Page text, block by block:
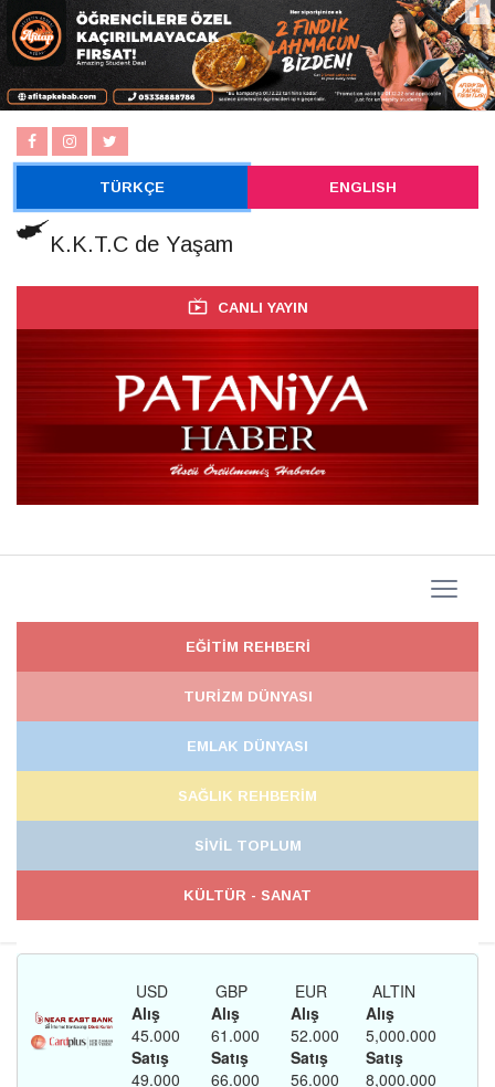
TÜRKÇE ENGLISH
K.K.T.C de Yaşam
CANLI YAYIN
EĞİTİM REHBERİ
TURİZM DÜNYASI
EMLAK DÜNYASI
SAĞLIK REHBERİM
SİVİL TOPLUM
KÜLTÜR - SANAT